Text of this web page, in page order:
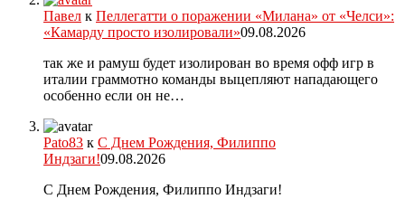
Павел к Пеллегатти о поражении «Милана» от «Челси»:
«Камарду просто изолировали»09.08.2026
так же и рамуш будет изолирован во время офф игр в
италии граммотно команды выцепляют нападающего
особенно если он не…
Pato83 к С Днем Рождения, Филиппо
Индзаги!09.08.2026
С Днем Рождения, Филиппо Индзаги!